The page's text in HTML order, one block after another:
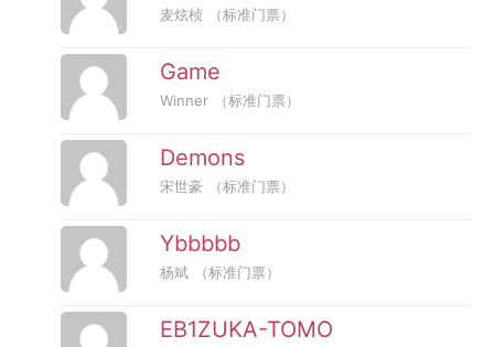
麦炫桢 （标准门票）
Game
Winner （标准门票）
Demons
宋世豪 （标准门票）
Ybbbbb
杨斌 （标准门票）
EB1ZUKA-TOMO